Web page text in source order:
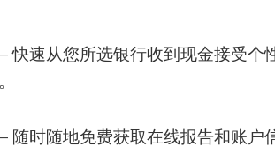
快速从您所选银行收到现金接受
时随地免费获取在线报告和账户信